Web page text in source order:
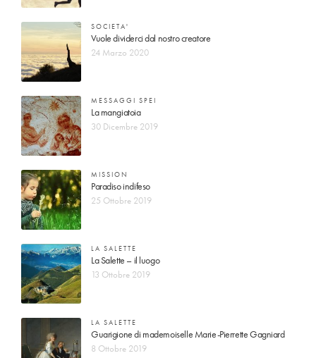
SOCIETA'
Vuole dividerci dal nostro creatore
24 Marzo 2020
MESSAGGI SPEI
La mangiatoia
30 Dicembre 2019
MISSION
Paradiso indifeso
25 Ottobre 2019
LA SALETTE
La Salette – il luogo
13 Ottobre 2019
LA SALETTE
Guarigione di mademoiselle Marie-Pierrette Gagniard
8 Ottobre 2019